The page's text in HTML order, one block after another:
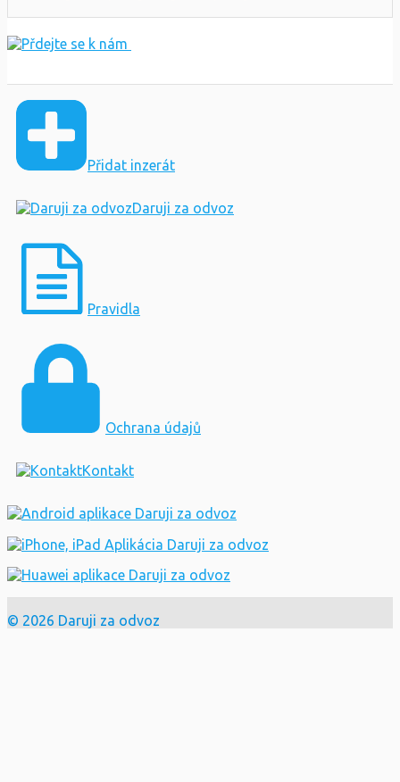
Přidat inzerát
Daruji za odvoz
Pravidla
Ochrana údajů
Kontakt
© 2026 Daruji za odvoz